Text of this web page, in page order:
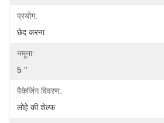
प्रयोग:
छेद करना
नमूना:
5 ''
पैकेजिंग विवरण:
लोहे की शेल्फ